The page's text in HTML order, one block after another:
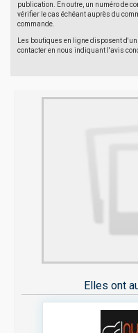
publication. En outre, un numéro de
vérifier le cas échéant auprès du
commande.
Les boutiques en ligne disposent
contacter en nous indiquant l'avis
Elles ont